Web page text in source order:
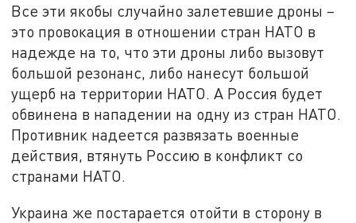
Все эти якобы случайно залетевшие дроны –
это провокация в отношении стран НАТО в
надежде на то, что эти дроны либо вызовут
большой резонанс, либо нанесут большой
ущерб на территории НАТО. А Россия будет
обвинена в нападении на одну из стран НАТО.
Противник надеется развязать военные
действия, втянуть Россию в конфликт со
странами НАТО.
Украина же постарается отойти в сторону в